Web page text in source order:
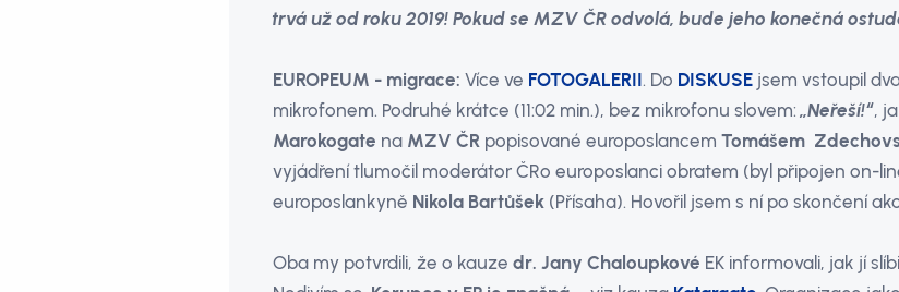
trvá už od roku 2019! Pokud se MZV ČR odvolá, bude jeho konečná
EUROPEUM - migrace: Více ve FOTOGALERII. Do DISKUSEjsem vstoupil
mikrofonem. Podruhé krátce (11:02 min.), bez mikrofonu slovem:„Neřeší!“,
Marokogate na MZV ČRpopisované europoslancem Tomášem
vyjádření tlumočil moderátor ČRo europoslanci obratem (byl připojen on-
europoslankyně Nikola Bartůšek(Přísaha). Hovořil jsem s ní po skončení
Oba my potvrdili, že o kauze dr. Jany Chaloupkové EK informovali, jak jí